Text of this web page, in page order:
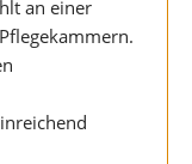
an einer